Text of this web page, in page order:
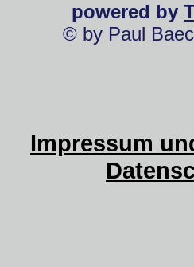
powered by
© by Paul
Impressum